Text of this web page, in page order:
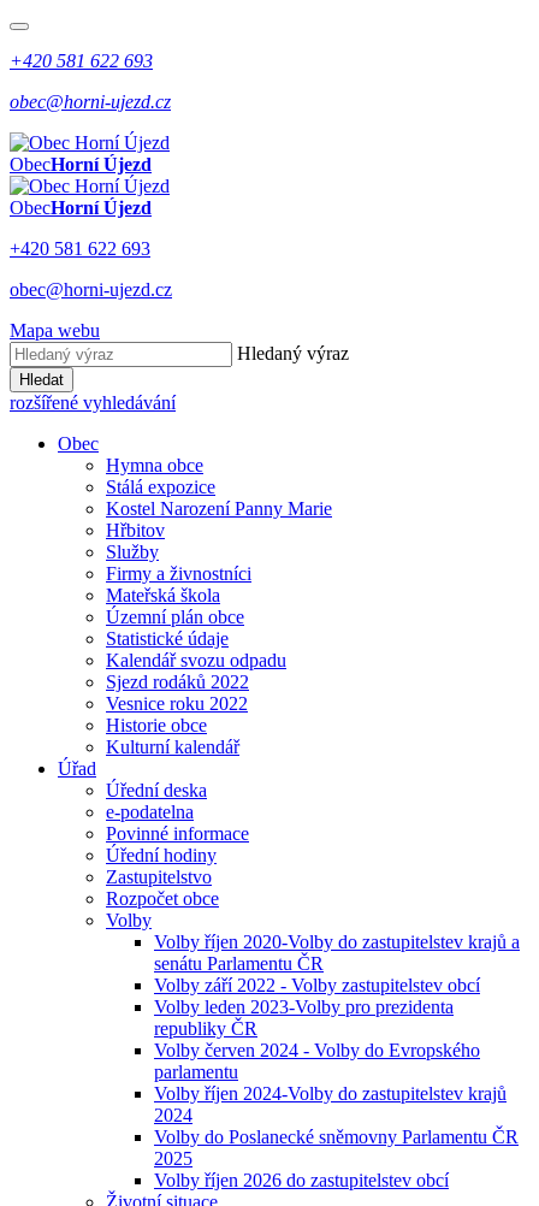
+420 581 622 693
obec@horni-ujezd.cz
ObecHorní Újezd
ObecHorní Újezd
+420 581 622 693
obec@horni-ujezd.cz
Mapa webu
Hledaný výraz
Hledat
rozšířené vyhledávání
Obec
Hymna obce
Stálá expozice
Kostel Narození Panny Marie
Hřbitov
Služby
Firmy a živnostníci
Mateřská škola
Územní plán obce
Statistické údaje
Kalendář svozu odpadu
Sjezd rodáků 2022
Vesnice roku 2022
Historie obce
Kulturní kalendář
Úřad
Úřední deska
e-podatelna
Povinné informace
Úřední hodiny
Zastupitelstvo
Rozpočet obce
Volby
Volby říjen 2020-Volby do zastupitelstev krajů a
senátu Parlamentu ČR
Volby září 2022 - Volby zastupitelstev obcí
Volby leden 2023-Volby pro prezidenta
republiky ČR
Volby červen 2024 - Volby do Evropského
parlamentu
Volby říjen 2024-Volby do zastupitelstev krajů
2024
Volby do Poslanecké sněmovny Parlamentu ČR
2025
Volby říjen 2026 do zastupitelstev obcí
Životní situace